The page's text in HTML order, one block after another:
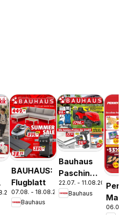
BAUHAUS:
Flugblatt
07.08. - 18.08.2026
Bauhaus
Bauhaus
Pasching,
Wels,
Steyr
22.07. - 11.08.2026
Bauhaus
06.08.